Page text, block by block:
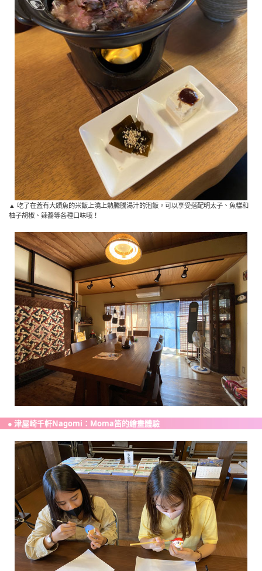
▲ 吃了在蓋有大頭魚的米飯上澆上熱騰騰湯汁的泡飯。可以享受搭配明太子、魚糕和
柚子胡椒、辣醬等各種口味哦！
● 津屋崎千軒Nagomi：Moma笛的繪畫體驗